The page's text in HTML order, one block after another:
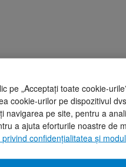
pe „Acceptați toate cookie-
cookie-urilor pe dispozitivul
navigarea pe site, pentru a
a ajuta eforturile noastre de
privind confidențialitatea și